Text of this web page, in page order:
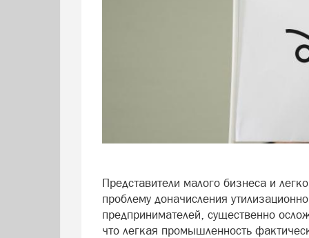
Представители малого бизнеса и
проблему доначисления
предпринимателей, существенно
что легкая промышленность